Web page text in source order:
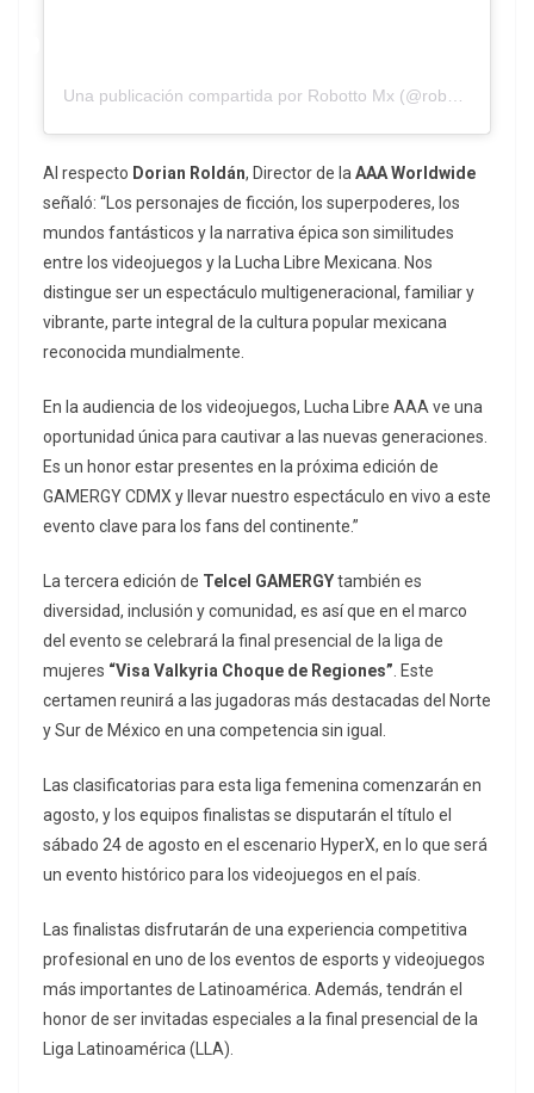
Una publicación compartida por Robotto Mx (@robotto_mx)
Al respecto Dorian Roldán, Director de laAAA Worldwide
señaló: “Los personajes de ficción, los superpoderes, los
mundos fantásticos y la narrativa épica son similitudes
entre los videojuegos y la Lucha Libre Mexicana. Nos
distingue ser un espectáculo multigeneracional, familiar y
vibrante, parte integral de la cultura popular mexicana
reconocida mundialmente.
En la audiencia de los videojuegos, Lucha Libre AAA ve una
oportunidad única para cautivar a las nuevas generaciones.
Es un honor estar presentes en la próxima edición de
GAMERGY CDMX y llevar nuestro espectáculo en vivo a este
evento clave para los fans del continente.”
La tercera edición de Telcel GAMERGYtambién es
diversidad, inclusión y comunidad, es así que en el marco
del evento se celebrará la final presencial de la liga de
mujeres “Visa Valkyria Choque de Regiones”. Este
certamen reunirá a las jugadoras más destacadas del Norte
y Sur de México en una competencia sin igual.
Las clasificatorias para esta liga femenina comenzarán en
agosto, y los equipos finalistas se disputarán el título el
sábado 24 de agosto en el escenario HyperX, en lo que será
un evento histórico para los videojuegos en el país.
Las finalistas disfrutarán de una experiencia competitiva
profesional en uno de los eventos de esports y videojuegos
más importantes de Latinoamérica. Además, tendrán el
honor de ser invitadas especiales a la final presencial de la
Liga Latinoamérica (LLA).